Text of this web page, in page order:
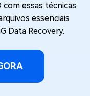
essas técnicas
essenciais
Data Recovery.